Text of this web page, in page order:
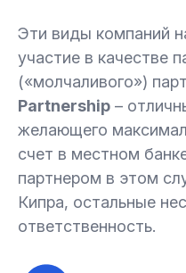
Эти виды компаний
участие в качестве
(«молчаливого»)
Partnership –
желающего
счет в местном
партнером в этом
Кипра, остальные
ответственность.